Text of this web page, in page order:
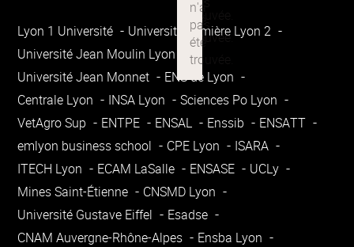
Lyon 1 Université
Université Lumière Lyon 2
Université Jean Moulin Lyon 3
Université Jean Monnet
ENS de Lyon
Centrale Lyon
INSA Lyon
Sciences Po Lyon
VetAgro Sup
ENTPE ENSAL Enssib
ENSATT
emlyon business school
CPE Lyon
ISARA
ITECH Lyon
ECAM LaSalle ENSASE
UCLy
Mines Saint-Étienne
CNSMD Lyon
Université Gustave Eiffel
Esadse
CNAM Auvergne-Rhône-Alpes
Ensba Lyon